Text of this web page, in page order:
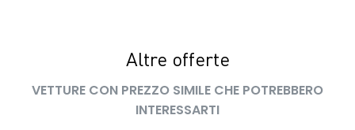
Volante regolabile in altezza e profondità
Altre offerte
VETTURE CON PREZZO SIMILE CHE POTREBBERO
INTERESSARTI